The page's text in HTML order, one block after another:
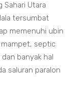
Sahari Utara
tersumbat
memenuhi ubin
mampet, septic
banyak hal
saluran paralon